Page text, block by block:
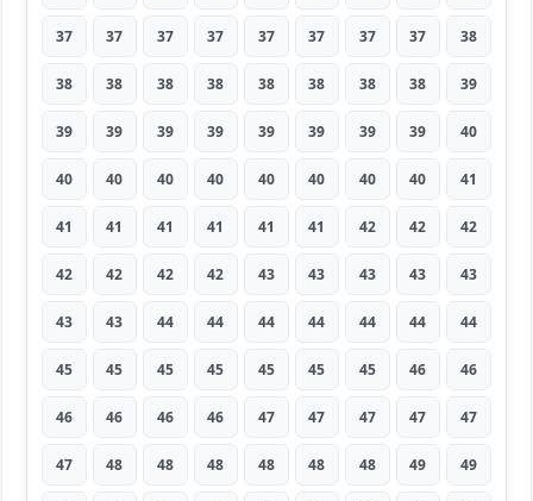
37 37 37 37 37 37 37 37 38
38 38 38 38 38 38 38 38 39
39 39 39 39 39 39 39 39 40
40 40 40 40 40 40 40 40 41
41 41 41 41 41 41 42 42 42
42 42 42 42 43 43 43 43 43
43 43 44 44 44 44 44 44 44
45 45 45 45 45 45 45 46 46
46 46 46 46 47 47 47 47 47
47 48 48 48 48 48 48 49 49